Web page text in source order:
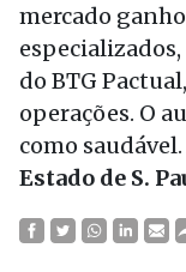
mercado
especializados,
do BTG
operações. O
como
Estado de S.